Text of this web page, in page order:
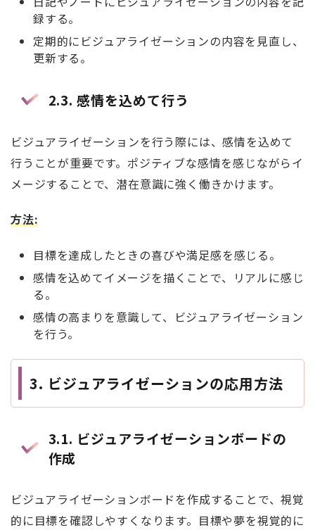
録する。
定期的にビジュアライゼーションの内容を見直し、
更新する。
2.3.感情を込めて行う
ビジュアライゼーションを行う際には、感情を込めて
行うことが重要です。ポジティブな感情を感じながらイ
メージすることで、潜在意識に強く働きかけます。
方法:
目標を達成したときの喜びや満足感を感じる。
感情を込めてイメージを描くことで、リアルに感じ
る。
感情の高まりを意識して、ビジュアライゼーション
を行う。
3. ビジュアライゼーションの応用方法
3.1. ビジュアライゼーションボードの
作成
ビジュアライゼーションボードを作成することで、視覚
的に目標を確認しやすくなります。目標や夢を視覚的に